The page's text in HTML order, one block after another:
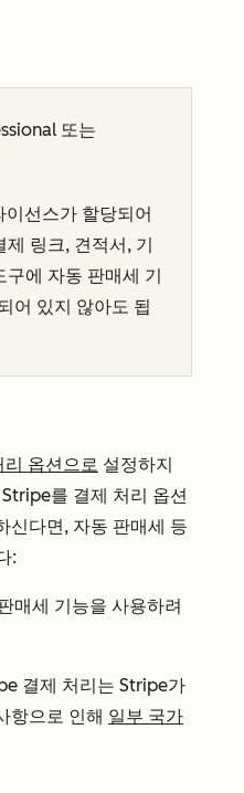
또는
이선스가 할당되어
링크, 견적서, 기
에 자동 판매세 기
어 있지 않아도 됩
옵션으로 설정하지
를 결제 처리 옵션
신다면, 자동 판매세 등
:
매세 기능을 사용하려
결제 처리는 Stripe가
항으로 인해 일부 국가